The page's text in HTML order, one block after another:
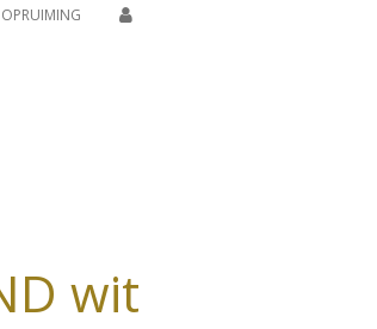
OPRUIMING
wit